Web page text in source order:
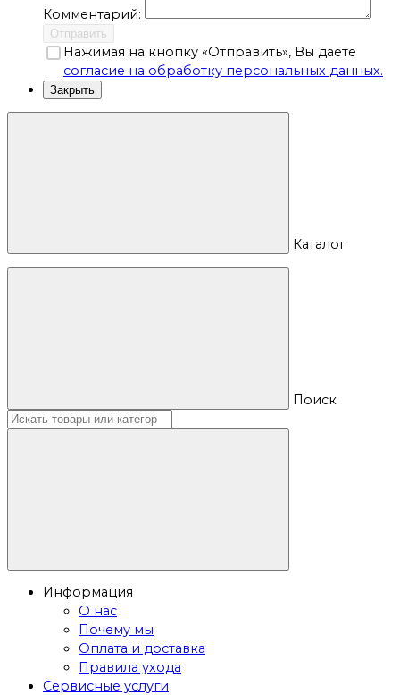
Комментарий:
Отправить
Нажимая на кнопку «Отправить», Вы даете
согласие на обработку персональных данных.
Закрыть
Каталог
Поиск
Информация
О нас
Почему мы
Оплата и доставка
Правила ухода
Сервисные услуги